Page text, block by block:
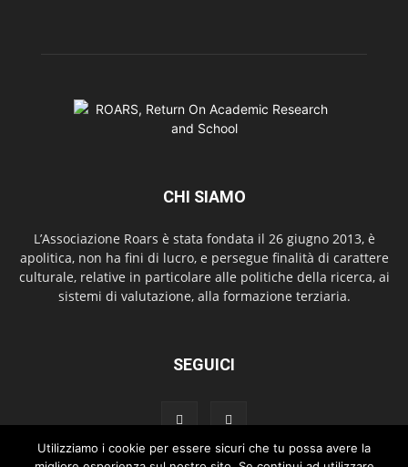
CHI SIAMO
L’Associazione Roars è stata fondata il 26 giugno 2013, è
apolitica, non ha fini di lucro, e persegue finalità di carattere
culturale, relative in particolare alle politiche della ricerca, ai
sistemi di valutazione, alla formazione terziaria.
SEGUICI
Utilizziamo i cookie per essere sicuri che tu possa avere la